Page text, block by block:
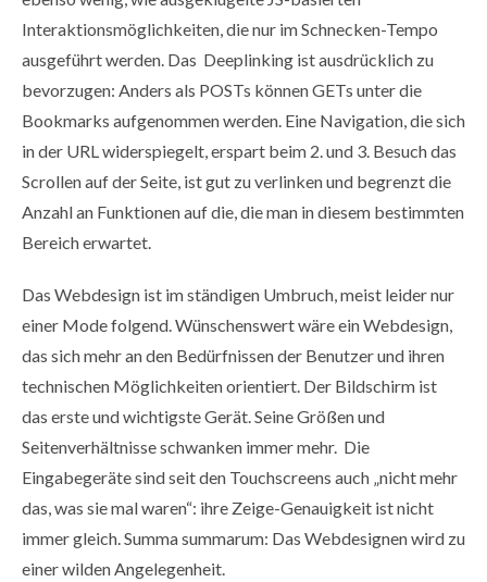
Interaktionsmöglichkeiten, die nur im Schnecken-Tempo
ausgeführt werden. Das Deeplinking ist ausdrücklich zu
bevorzugen: Anders als POSTs können GETs unter die
Bookmarks aufgenommen werden. Eine Navigation, die sich
in der URL widerspiegelt, erspart beim 2. und 3. Besuch das
Scrollen auf der Seite, ist gut zu verlinken und begrenzt die
Anzahl an Funktionen auf die, die man in diesem bestimmten
Bereich erwartet.
Das Webdesign ist im ständigen Umbruch, meist leider nur
einer Mode folgend. Wünschenswert wäre ein Webdesign,
das sich mehr an den Bedürfnissen der Benutzer und ihren
technischen Möglichkeiten orientiert. Der Bildschirm ist
das erste und wichtigste Gerät. Seine Größen und
Seitenverhältnisse schwanken immer mehr. Die
Eingabegeräte sind seit den Touchscreens auch „nicht mehr
das, was sie mal waren“: ihre Zeige-Genauigkeit ist nicht
immer gleich. Summa summarum: Das Webdesignen wird zu
einer wilden Angelegenheit.